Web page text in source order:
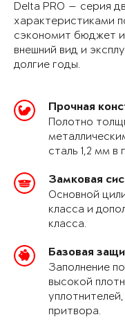
Delta PRO — серия
характеристиками
сэкономит бюджет
внешний вид и
долгие годы.
Прочная
Полотно
сталь 1,2 мм в
Замковая
Основной
класса и
класса.
Базовая
Заполнение
высокой
притвора.